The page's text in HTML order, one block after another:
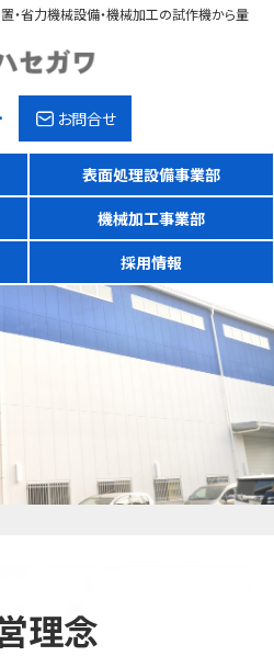
・省力機械設備・機械加工の試作機から量
お問合せ
表面処理設備事業部
機械加工事業部
採用情報
理念